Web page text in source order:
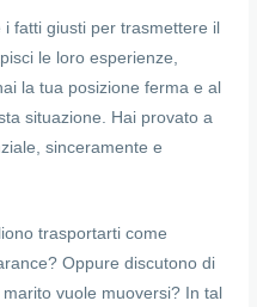
fatti giusti per trasmettere il
le loro esperienze,
la tua posizione ferma e al
situazione. Hai provato a
sinceramente e
trasportarti come
Oppure discutono di
vuole muoversi? In tal